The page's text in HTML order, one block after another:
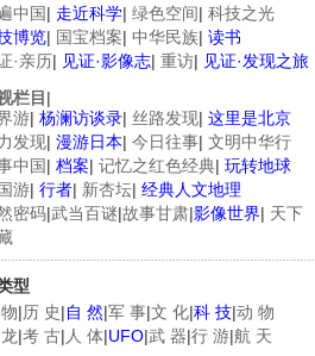
中国| 走近科学| 绿色空间| 科技之光
博览| 国宝档案| 中华民族| 读书
·亲历| 见证·影像志| 重访| 见证·发现之旅
栏目 |
游| 杨澜访谈录| 丝路发现| 这里是北京
发现| 漫游日本| 今日往事| 文明中华行
中国| 档案| 记忆之红色经典| 玩转地球
游| 行者| 新杏坛| 经典人文地理
密码|武当百谜|故事甘肃|影像世界| 天下
型
|历 史|自 然|军 事|文 化|科 技|动 物
|考 古| 人 体|UFO|武 器|行 游|航 天